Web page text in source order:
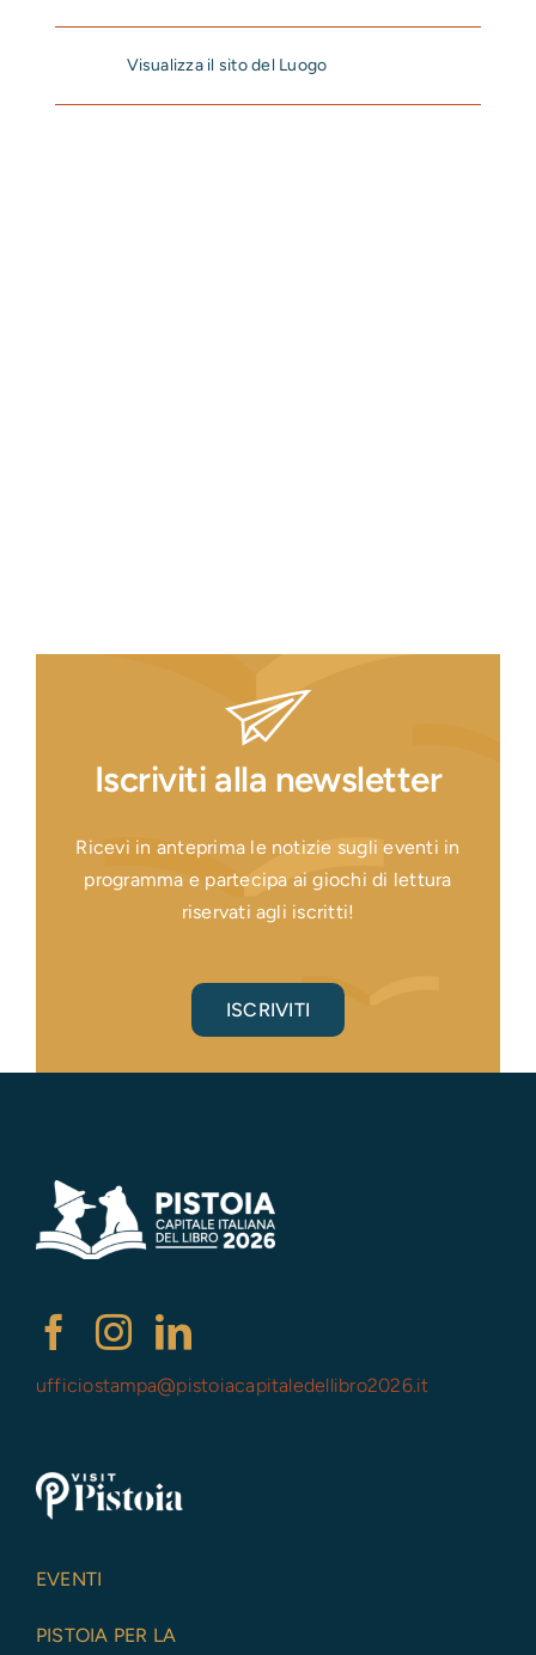
Visualizza il sito del Luogo
Iscriviti alla newsletter
Ricevi in anteprima le notizie sugli eventi in
programma e partecipa ai giochi di lettura
riservati agli iscritti!
ISCRIVITI
ufficiostampa@pistoiacapitaledellibro2026.it
EVENTI
PISTOIA PER LA